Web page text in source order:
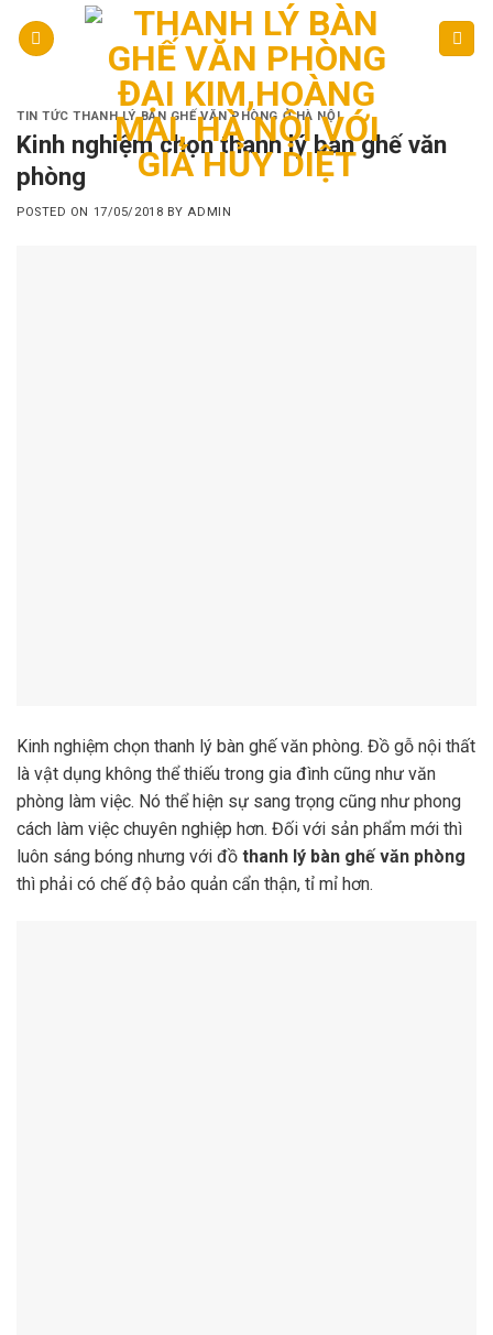
TIN TỨC THANH LÝ BÀN GHẾ VĂN PHÒNG Ở HÀ NỘI
Kinh nghiệm chọn thanh lý bàn ghế văn
phòng
POSTED ON 17/05/2018 BYADMIN
Kinh nghiệm chọn thanh lý bàn ghế văn phòng. Đồ gỗ nội thất
là vật dụng không thể thiếu trong gia đình cũng như văn
phòng làm việc. Nó thể hiện sự sang trọng cũng như phong
cách làm việc chuyên nghiệp hơn. Đối với sản phẩm mới thì
luôn sáng bóng nhưng với đồ thanh lý bàn ghế văn phòng
thì phải có chế độ bảo quản cẩn thận, tỉ mỉ hơn.